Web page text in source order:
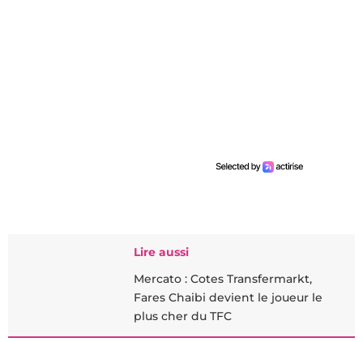
Lire aussi
Mercato : Cotes Transfermarkt,
Fares Chaibi devient le joueur le
plus cher du TFC